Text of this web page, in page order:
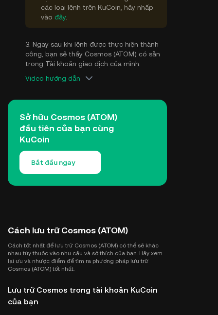
các loại lệnh trên KuCoin, hãy nhấp
vào đây.
3. Ngay sau khi lệnh được thực hiện thành
công, bạn sẽ thấy Cosmos (ATOM) có sẵn
trong Tài khoản giao dịch của mình.
Video hướng dẫn
Sở hữu Cosmos (ATOM)
đầu tiên của bạn cùng
KuCoin
Bắt đầu ngay
Cách lưu trữ Cosmos (ATOM)
Cách tốt nhất để lưu trữ Cosmos (ATOM) có thể sẽ khác
nhau tùy thuộc vào nhu cầu và sở thích của bạn. Hãy xem
lại ưu và nhược điểm để tìm ra phương pháp lưu trữ
Cosmos (ATOM) tốt nhất.
Lưu trữ Cosmos trong tài khoản KuCoin
của bạn